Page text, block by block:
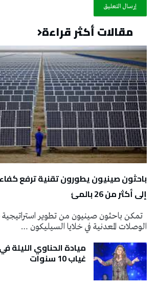
مقالات أكثر قراءة
باحثون صينيون يطورون تقنية ترفع
إلى أكثر من 26 بالمئ
تمكن باحثون صينيون من تطوير
الوصلات المعدنية في خلايا السيليكون …
ميادة الحناوي الليلة
غياب 10 سنوات